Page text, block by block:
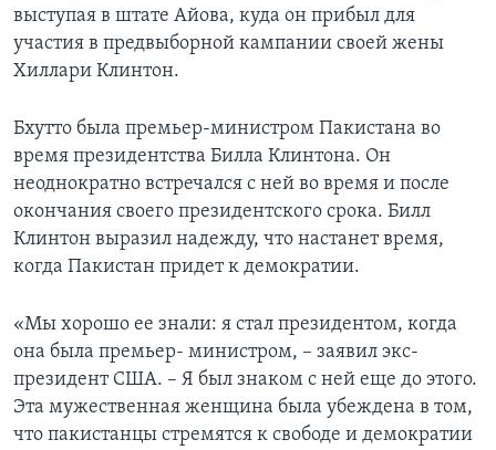
Learning English
Языки
выступая в штате Айова, куда он прибыл для
участия в предвыборной кампании своей жены
Хиллари Клинтон.
Бхутто была премьер-министром Пакистана во
время президентства Билла Клинтона. Он
неоднократно встречался с ней во время и после
окончания своего президентского срока. Билл
Клинтон выразил надежду, что настанет время,
когда Пакистан придет к демократии.
«Мы хорошо ее знали: я стал президентом, когда
она была премьер- министром, – заявил экс-
президент США. – Я был знаком с ней еще до этого.
Эта мужественная женщина была убеждена в том,
что пакистанцы стремятся к свободе и демократии